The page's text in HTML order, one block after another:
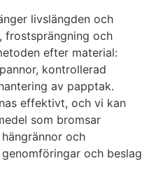
livslängden och
frostsprängning och
efter material:
kontrollerad
av papptak.
effektivt, och vi kan
som bromsar
och
och beslag